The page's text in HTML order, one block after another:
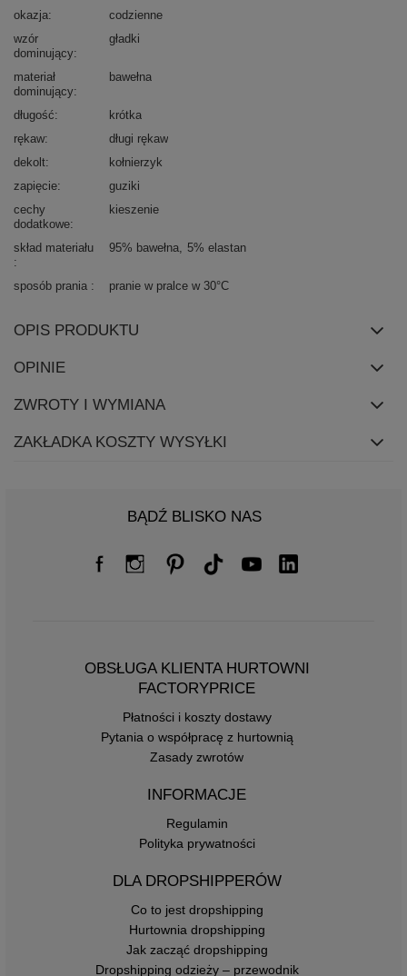
okazja
codzienne
wzór
dominujący
gładki
materiał
dominujący
bawełna
długość
krótka
rękaw
długi rękaw
dekolt
kołnierzyk
zapięcie
guziki
cechy
dodatkowe
kieszenie
skład materiału 95% bawełna 5% elastan
sposób prania pranie w pralce w 30°C
OPIS PRODUKTU
OPINIE
ZWROTY I WYMIANA
ZAKŁADKA KOSZTY WYSYŁKI
BĄDŹ BLISKO NAS
OBSŁUGA KLIENTA HURTOWNI
FACTORYPRICE
Płatności i koszty dostawy
Pytania o współpracę z hurtownią
Zasady zwrotów
INFORMACJE
Regulamin
Polityka prywatności
DLA DROPSHIPPERÓW
Co to jest dropshipping
Hurtownia dropshipping
Jak zacząć dropshipping
Dropshipping odzieży – przewodnik